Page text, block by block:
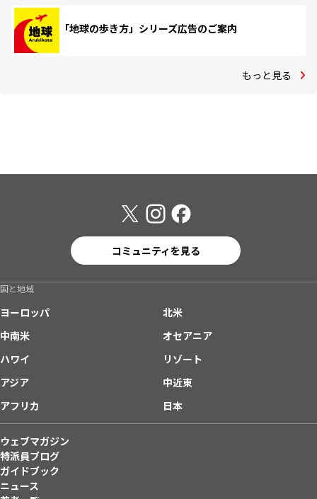
「地球の歩き方」シリーズ広告のご案内
もっと見る
コミュニティを見る
国と地域
ヨーロッパ
北米
中南米
オセアニア
ハワイ
リゾート
アジア
中近東
アフリカ
日本
ウェブマガジン
特派員ブログ
ガイドブック
ニュース